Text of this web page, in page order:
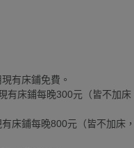
有床鋪免費。
有床鋪每晚300元（皆不加床
床鋪每晚800元（皆不加床